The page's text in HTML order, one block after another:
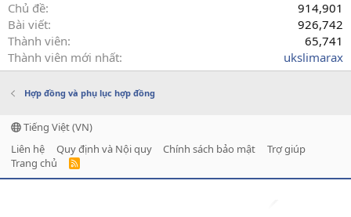
Chủ đề
914,901
Bài viết
926,742
Thành viên
65,741
Thành viên mới nhất
ukslimarax
Hợp đồng và phụ lục hợp đồng
Tiếng Việt (VN)
Liên hệ
Quy định và Nội quy Chính sách bảo mật
Trợ giúp
Trang chủ
R